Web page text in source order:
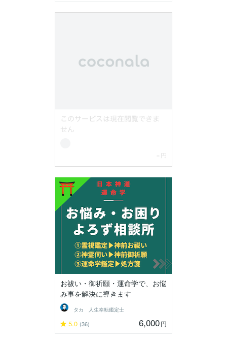
お祓い・御祈願・運命学で、お悩
み事を解決に導きます
タカ 人生幸転鑑定士
5.0 (36) 6,000円